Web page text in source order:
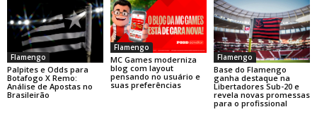
Flamengo
Palpites e Odds para
Botafogo X Remo:
Análise de Apostas no
Brasileirão
Flamengo
MC Games moderniza
blog com layout
pensando no usuário e
suas preferências
Flamengo
Base do Flamengo
ganha destaque na
Libertadores Sub-20 e
revela novas promessas
para o profissional